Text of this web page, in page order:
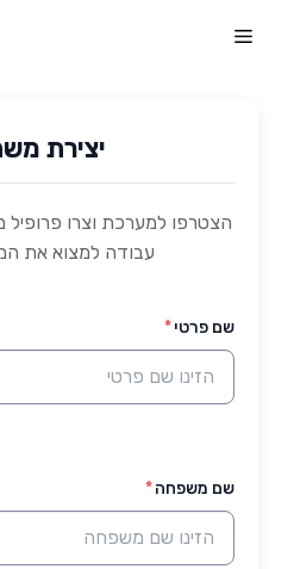
לתוכןMenu
יצירת
הצטרפו למערכת וצרו
עבודה למצוא את
שם פרטי*
שם משפחה*